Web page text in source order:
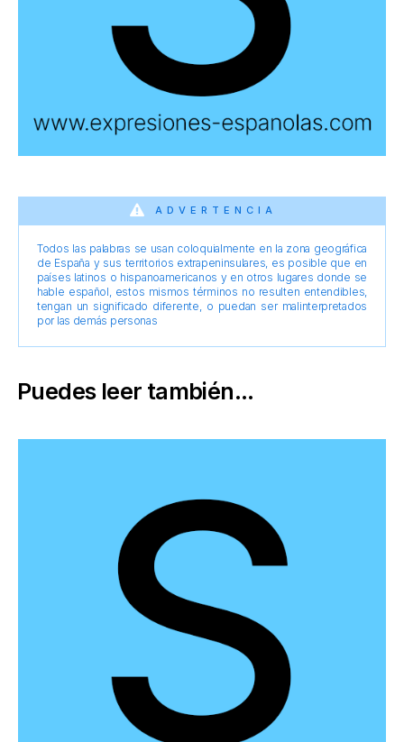
ADVERTENCIA
Todos las palabras se usan coloquialmente en la zona geográfica
de España y sus territorios extrapeninsulares, es posible que en
países latinos o hispanoamericanos y en otros lugares donde se
hable español, estos mismos términos no resulten entendibles,
tengan un significado diferente, o puedan ser malinterpretados
por las demás personas
Puedes leer también...